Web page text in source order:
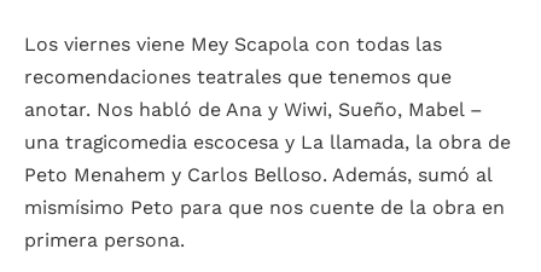
Los viernes viene Mey Scapola con todas las
recomendaciones teatrales que tenemos que
anotar. Nos habló de Ana y Wiwi, Sueño, Mabel –
una tragicomedia escocesa y La llamada, la obra de
Peto Menahem y Carlos Belloso. Además, sumó al
mismísimo Peto para que nos cuente de la obra en
primera persona.